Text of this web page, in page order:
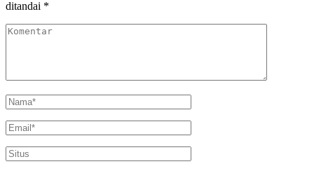
ditandai *